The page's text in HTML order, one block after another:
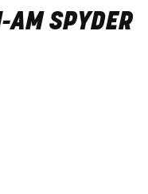
AM SPYDER